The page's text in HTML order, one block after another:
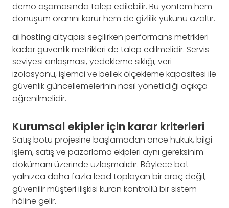
demo aşamasında talep edilebilir. Bu yöntem hem
dönüşüm oranını korur hem de gizlilik yükünü azaltır.
ai hostingaltyapısı seçilirken performans metrikleri
kadar güvenlik metrikleri de talep edilmelidir. Servis
seviyesi anlaşması, yedekleme sıklığı, veri
izolasyonu, işlemci ve bellek ölçekleme kapasitesi ile
güvenlik güncellemelerinin nasıl yönetildiği açıkça
öğrenilmelidir.
Kurumsal ekipler için karar kriterleri
Satış botu projesine başlamadan önce hukuk, bilgi
işlem, satış ve pazarlama ekipleri aynı gereksinim
dokümanı üzerinde uzlaşmalıdır. Böylece bot
yalnızca daha fazla lead toplayan bir araç değil,
güvenilir müşteri ilişkisi kuran kontrollü bir sistem
hâline gelir.